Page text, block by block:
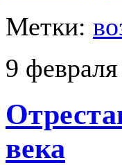
Метки:
9
века